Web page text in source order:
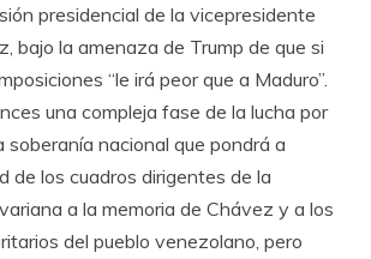
presidencial de la vicepresidente
bajo la amenaza de Trump de que si
“le irá peor que a Maduro”.
una compleja fase de la lucha por
soberanía nacional que pondrá a
de los cuadros dirigentes de la
a la memoria de Chávez y a los
del pueblo venezolano, pero